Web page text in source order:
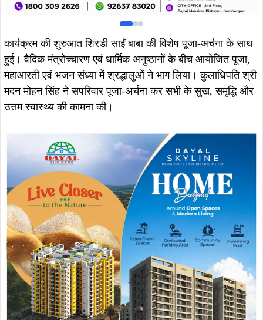
कार्यक्रम की शुरुआत शिरडी साईं बाबा की विशेष पूजा-अर्चना के साथ
हुई। वैदिक मंत्रोच्चारण एवं धार्मिक अनुष्ठानों के बीच आयोजित पूजा,
महाआरती एवं भजन संध्या में श्रद्धालुओं ने भाग लिया। कुलाधिपति श्री
मदन मोहन सिंह ने सपरिवार पूजा-अर्चना कर सभी के सुख, समृद्धि और
उत्तम स्वास्थ्य की कामना की।